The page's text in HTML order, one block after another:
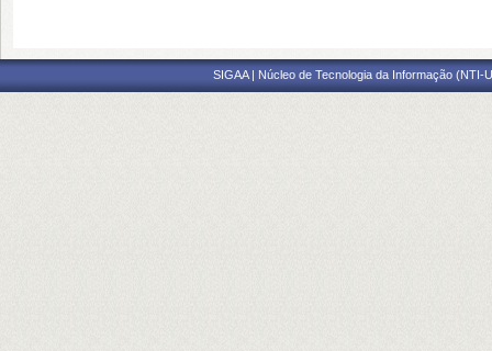
SIGAA | Núcleo de Tecnologia da Informação